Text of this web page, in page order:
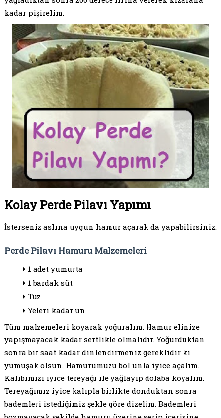
kadar pişirelim.
Kolay Perde Pilavı Yapımı
İsterseniz aslına uygun hamur açarak da yapabilirsiniz.
Perde Pilavı Hamuru Malzemeleri
1 adet yumurta
1 bardak süt
Tuz
Yeteri kadar un
Tüm malzemeleri koyarak yoğuralım. Hamur elinize
yapışmayacak kadar sertlikte olmalıdır. Yoğurduktan
sonra bir saat kadar dinlendirmeniz gereklidir ki
yumuşak olsun. Hamurumuzu bol unla iyice açalım.
Kalıbımızı iyice tereyağı ile yağlayıp dolaba koyalım.
Tereyağımız iyice kalıpla birlikte donduktan sonra
bademleri istediğimiz şekle göre dizelim. Bademleri